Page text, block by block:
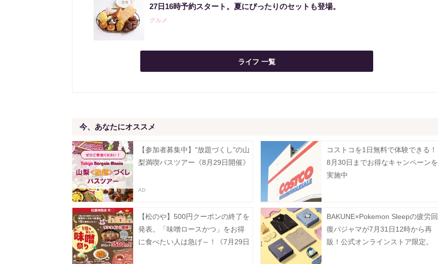
27日16時予約スタート。夏にぴったりのセットも登場。
グルメ
ライフ 一覧
今、あなたにオススメ
【参加者募集中】"放題づくし"の山
梨満喫バスツアー《8月29日開催》
コストコを1日無料で体験できる！
8月30日までお得なキャンペーンを
実施中
【松のや】500円クーポンの終了を
発表。「味噌ロースかつ」をお得
に食べたい人は急げ～！《7月29日
BAKUNE×Pokemon Sleepの疲労回
復パジャマが7月31日12時から再
販！公式オンラインストア限定。